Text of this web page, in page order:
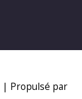
| Propulsé par